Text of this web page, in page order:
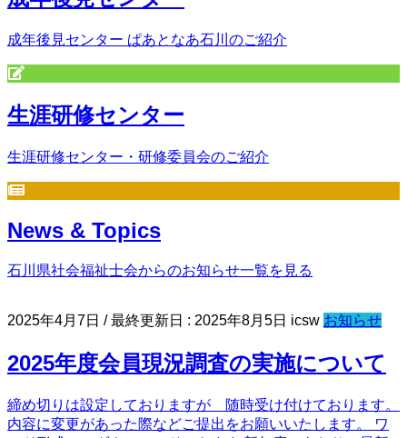
成年後見センター ぱあとなあ石川のご紹介
生涯研修センター
生涯研修センター・研修委員会のご紹介
News & Topics
石川県社会福祉士会からのお知らせ一覧を見る
2025年4月7日 / 最終更新日 : 2025年8月5日 icsw お知らせ
2025年度会員現況調査の実施について
締め切りは設定しておりますが 随時受け付けております。
内容に変更があった際などご提出をお願いいたします。 ワ